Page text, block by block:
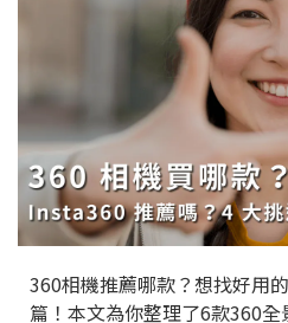
360相機推薦哪款？想找好用
篇！本文為你整理了6款360